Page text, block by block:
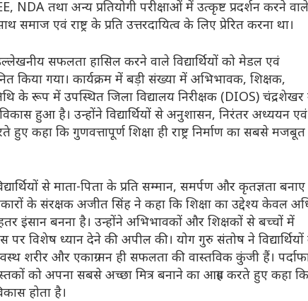
NDA तथा अन्य प्रतियोगी परीक्षाओं में उत्कृष्ट प्रदर्शन करने वाले
समाज एवं राष्ट्र के प्रति उत्तरदायित्व के लिए प्रेरित करना था।
सफलता हासिल करने वाले विद्यार्थियों को मेडल एवं
किया गया। कार्यक्रम में बड़ी संख्या में अभिभावक, शिक्षक,
के रूप में उपस्थित जिला विद्यालय निरीक्षक (DIOS) चंद्रशेखर
हुआ है। उन्होंने विद्यार्थियों से अनुशासन, निरंतर अध्ययन एवं
कहा कि गुणवत्तापूर्ण शिक्षा ही राष्ट्र निर्माण का सबसे मजबूत
से माता-पिता के प्रति सम्मान, समर्पण और कृतज्ञता बनाए
के संरक्षक अजीत सिंह ने कहा कि शिक्षा का उद्देश्य केवल
इंसान बनना है। उन्होंने अभिभावकों और शिक्षकों से बच्चों में
विशेष ध्यान देने की अपील की। योग गुरु संतोष ने विद्यार्थियों
शरीर और एकाग्र मन ही सफलता की वास्तविक कुंजी हैं।
को अपना सबसे अच्छा मित्र बनाने का आग्रह करते हुए कहा कि
होता है।